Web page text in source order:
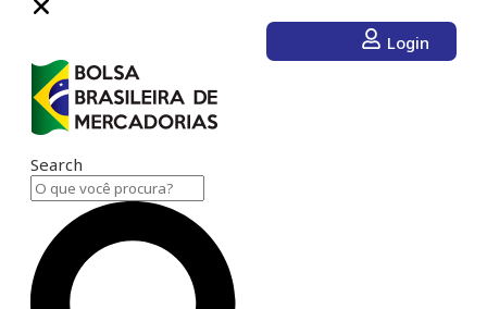
Login
Search